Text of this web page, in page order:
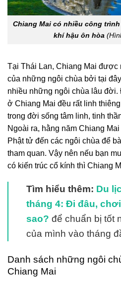
Chiang Mai có nhiều công
khí hậu ôn hòa
Tại Thái Lan, Chiang Mai được
của những ngôi chùa bởi tại
nhiều những ngôi chùa lâu
ở Chiang Mai đều rất linh
trong đời sống tâm linh, tinh
Ngoài ra, hằng năm Chiang
Phật tử đến các ngôi chùa để
tham quan. Vậy nên nếu bạn
có kiến trúc cổ kính thì Chiang
Tìm hiểu thêm: Du
tháng 4: Đi đâu,
sao? để chuẩn bị tốt
của mình vào tháng
Danh sách những ngôi
Chiang Mai